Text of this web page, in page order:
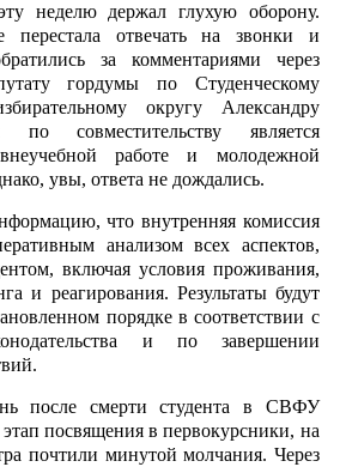
неделю держал глухую оборону.
перестала отвечать на звонки и
за комментариями через
гордумы по Студенческому
округу Александру
совместительству является
работе и молодежной
увы, ответа не дождались.
что внутренняя комиссия
анализом всех аспектов,
включая условия проживания,
и реагирования. Результаты будут
порядке в соответствии с
и по завершении
после смерти студента в СВФУ
посвящения в первокурсники, на
почтили минутой молчания. Через